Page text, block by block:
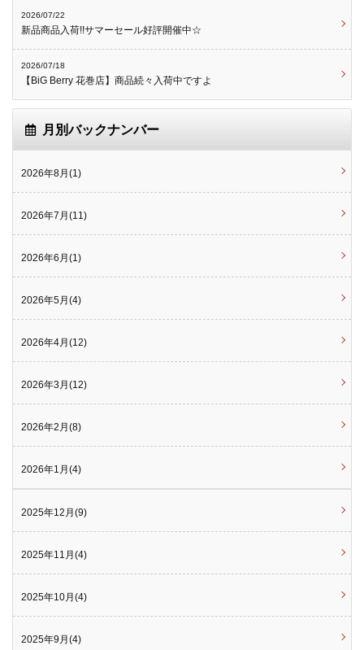
2026/07/22
新品商品入荷!!サマーセール好評開催中☆
2026/07/18
【BiG Berry 花巻店】商品続々入荷中ですよ
月別バックナンバー
2026年8月(1)
2026年7月(11)
2026年6月(1)
2026年5月(4)
2026年4月(12)
2026年3月(12)
2026年2月(8)
2026年1月(4)
2025年12月(9)
2025年11月(4)
2025年10月(4)
2025年9月(4)